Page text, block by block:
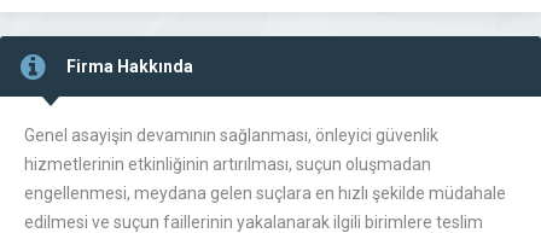
Firma Hakkında
Genel asayişin devamının sağlanması, önleyici güvenlik
hizmetlerinin etkinliğinin artırılması, suçun oluşmadan
engellenmesi, meydana gelen suçlara en hızlı şekilde müdahale
edilmesi ve suçun faillerinin yakalanarak ilgili birimlere teslim